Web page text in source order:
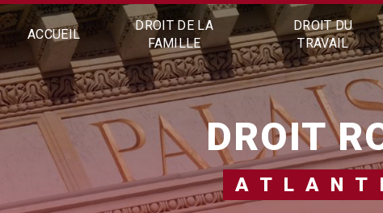
ACCUEIL
DROIT DE LA
FAMILLE
DROIT DU
TRAVAIL
DROIT
Panneau de gestion des cookies